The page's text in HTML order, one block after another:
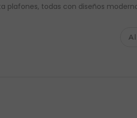
plafones, todas con diseños